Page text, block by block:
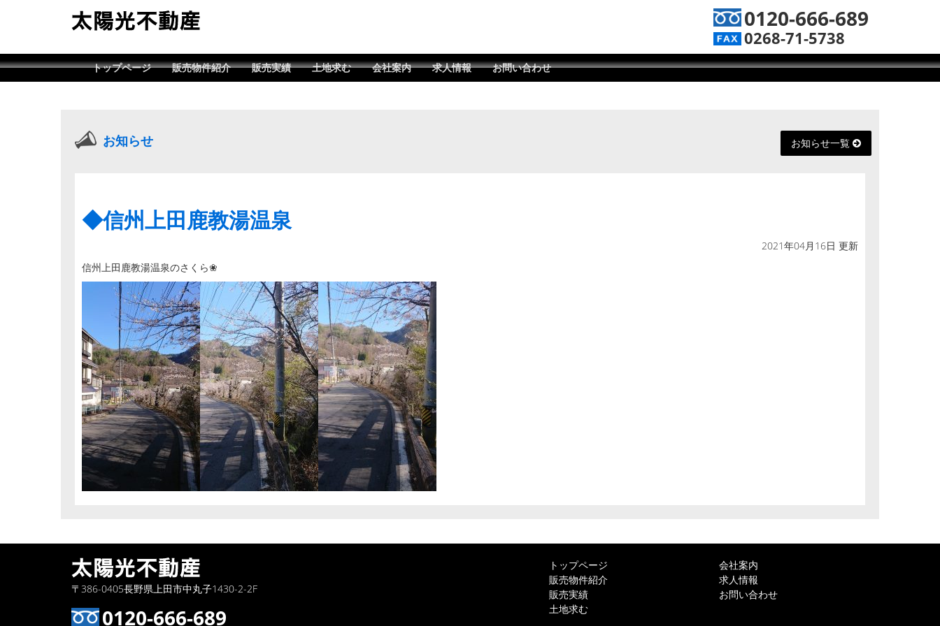
0120-666-689
0268-71-5738
トップページ 販売物件紹介 販売実績 土地求む 会社案内 求人情報 お問い合わせ
お知らせ お知らせ一覧
◆信州上田鹿教湯温泉
2021年04月16日 更新
信州上田鹿教湯温泉のさくら❀
〒386-0405長野県上田市中丸子1430-2-2F
0120-666-689
トップページ
販売物件紹介
販売実績
土地求む
会社案内
求人情報
お問い合わせ